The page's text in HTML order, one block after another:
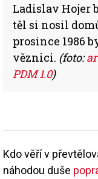
Ladislav Hojer
těl si nosil
prosince 1986
věznici. (foto:
PDM 1.0)
Kdo věří v
náhodou duše